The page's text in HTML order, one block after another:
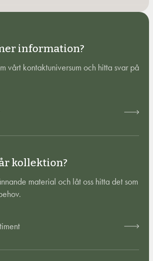
information?
vårt kontaktuniversum och hitta svar på
kollektion?
material och låt oss hitta det som